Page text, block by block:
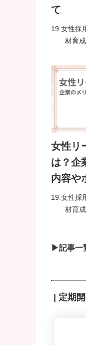
て
19.女性採
材育
女性リ
は？企
内容や
19.女性採
材育
▶記事一
| 定期